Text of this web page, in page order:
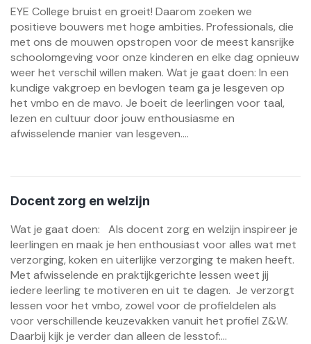
EYE College bruist en groeit! Daarom zoeken we
positieve bouwers met hoge ambities. Professionals, die
met ons de mouwen opstropen voor de meest kansrijke
schoolomgeving voor onze kinderen en elke dag opnieuw
weer het verschil willen maken. Wat je gaat doen: In een
kundige vakgroep en bevlogen team ga je lesgeven op
het vmbo en de mavo. Je boeit de leerlingen voor taal,
lezen en cultuur door jouw enthousiasme en
afwisselende manier van lesgeven....
Docent zorg en welzijn
Wat je gaat doen: Als docent zorg en welzijn inspireer je
leerlingen en maak je hen enthousiast voor alles wat met
verzorging, koken en uiterlijke verzorging te maken heeft.
Met afwisselende en praktijkgerichte lessen weet jij
iedere leerling te motiveren en uit te dagen. Je verzorgt
lessen voor het vmbo, zowel voor de profieldelen als
voor verschillende keuzevakken vanuit het profiel Z&W.
Daarbij kijk je verder dan alleen de lesstof:...